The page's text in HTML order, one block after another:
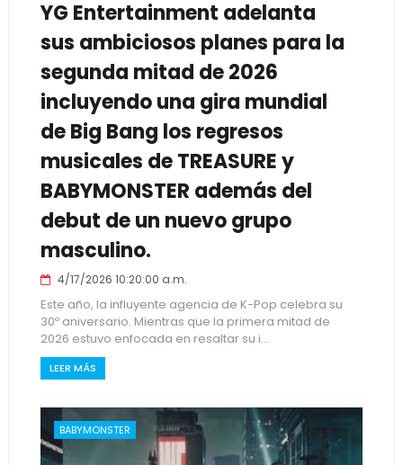
YG Entertainment adelanta
sus ambiciosos planes para la
segunda mitad de 2026
incluyendo una gira mundial
de Big Bang los regresos
musicales de TREASURE y
BABYMONSTER además del
debut de un nuevo grupo
masculino.
4/17/2026 10:20:00 a.m.
Este año, la influyente agencia de K-Pop celebra su
30º aniversario. Mientras que la primera mitad de
2026 estuvo enfocada en resaltar su i...
LEER MÁS
BABYMONSTER